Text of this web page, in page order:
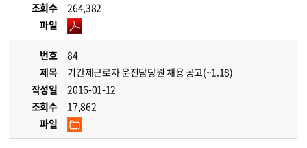
조회수
264,382
파일
번호
84
제목
기간제근로자 운전담당원 채용 공고(~1.18)
작성일
2016-01-12
조회수
17,862
파일